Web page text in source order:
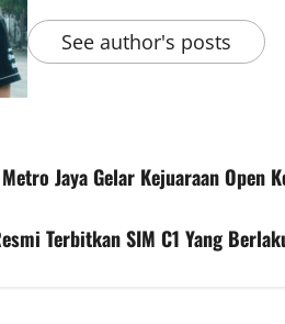
See author's posts
Jaya Gelar Kejuaraan Open
Terbitkan SIM C1 Yang